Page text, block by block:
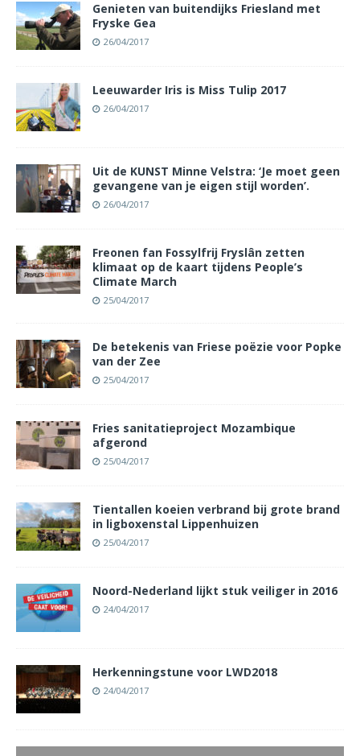
Genieten van buitendijks Friesland met
Fryske Gea
26/04/2017
Leeuwarder Iris is Miss Tulip 2017
26/04/2017
Uit de KUNST Minne Velstra: ‘Je moet geen
gevangene van je eigen stijl worden’.
26/04/2017
Freonen fan Fossylfrij Fryslân zetten
klimaat op de kaart tijdens People’s
Climate March
25/04/2017
De betekenis van Friese poëzie voor Popke
van der Zee
25/04/2017
Fries sanitatieproject Mozambique
afgerond
25/04/2017
Tientallen koeien verbrand bij grote brand
in ligboxenstal Lippenhuizen
25/04/2017
Noord-Nederland lijkt stuk veiliger in 2016
24/04/2017
Herkenningstune voor LWD2018
24/04/2017